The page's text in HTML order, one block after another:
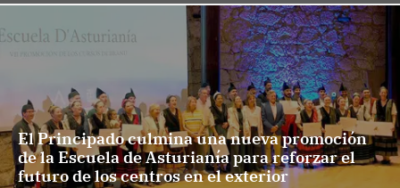
El Principado culmina una nueva promoción
de la Escuela de Asturianía para reforzar el
futuro de los centros en el exterior